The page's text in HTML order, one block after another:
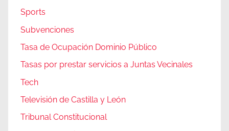
Sports
Subvenciones
Tasa de Ocupación Dominio Público
Tasas por prestar servicios a Juntas Vecinales
Tech
Televisión de Castilla y León
Tribunal Constitucional